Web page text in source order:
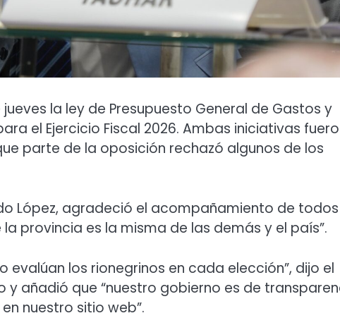
la ley de Presupuesto General de Gastos y
el Ejercicio Fiscal 2026. Ambas iniciativas
parte de la oposición rechazó algunos de los
López, agradeció el acompañamiento de
provincia es la misma de las demás y el país”.
evalúan los rionegrinos en cada elección”, dijo el
y añadió que “nuestro gobierno es de
nuestro sitio web”.